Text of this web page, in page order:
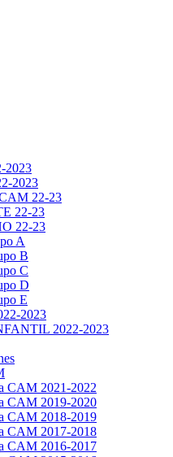
2023
2023
22-23
22-23
22-23
A
B
C
D
E
2023
2022-2023
CAM 2021-2022
CAM 2019-2020
CAM 2018-2019
CAM 2017-2018
CAM 2016-2017